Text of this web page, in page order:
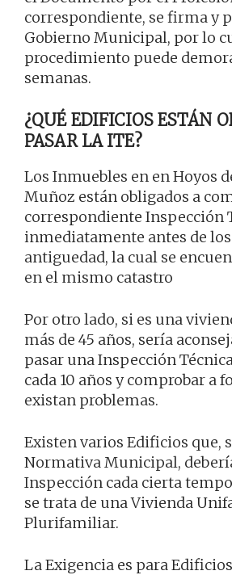
correspondiente, se firma y
Gobierno Municipal, por lo
procedimiento puede
semanas.
¿QUÉ EDIFICIOS ESTÁN
PASAR LA ITE?
Los Inmuebles en en Hoyos
Muñoz están obligados a
correspondiente Inspección
inmediatamente antes de los
antiguedad, la cual se
en el mismo catastro
Por otro lado, si es una
más de 45 años, sería
pasar una Inspección
cada 10 años y comprobar a
existan problemas.
Existen varios Edificios que,
Normativa Municipal,
Inspección cada cierta
se trata de una Vivienda
Plurifamiliar.
La Exigencia es para